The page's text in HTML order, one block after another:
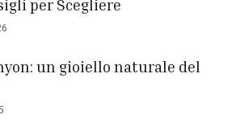
per Scegliere
un gioiello naturale del